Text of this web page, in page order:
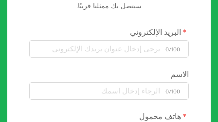
سيتصل بك ممثلنا قريبًا.
البريد الإلكتروني
0/100
الاسم
0/100
هاتف محمول